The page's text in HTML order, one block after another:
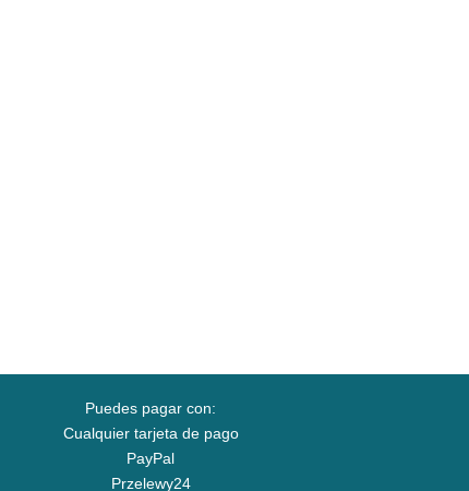
Puedes pagar con:
Cualquier tarjeta de pago
PayPal
Przelewy24